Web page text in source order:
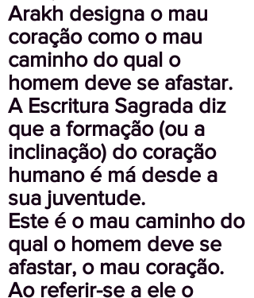
Arakh designa o mau
coração como o mau
caminho do qual o
homem deve se afastar.
A Escritura Sagrada diz
que a formação (ou a
inclinação) do coração
humano é má desde a
sua juventude.
Este é o mau caminho do
qual o homem deve se
afastar, o mau coração.
Ao referir-se a ele o